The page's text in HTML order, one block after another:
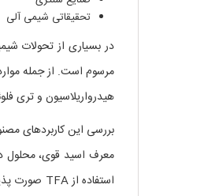
تحقیقاتی شیمی آلی
در بسیاری از تحولات
مرسوم است. از جمله
هیدرواریلاسیون و تری
معرف اسید قوی، محلول